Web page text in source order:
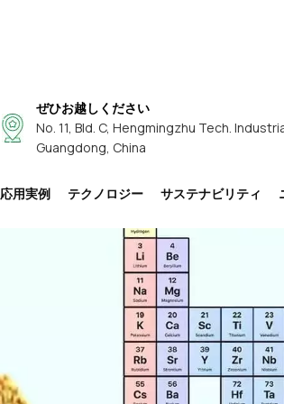
ぜひお越しください
No. 11, Bld. C, Hengmingzhu Tech.
Guangdong, China
応用実例 テクノロジー サステナビリティ